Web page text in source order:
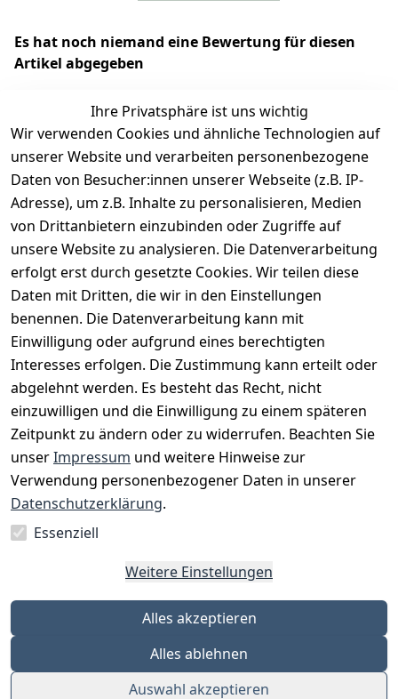
Es hat noch niemand eine Bewertung für diesen
Artikel abgegeben
EU-Verantwortliche Person - klicken Sie für Details
Ihre Privatsphäre ist uns wichtig
Wir verwenden Cookies und ähnliche Technologien auf
unserer Website und verarbeiten personenbezogene
Daten von Besucher:innen unserer Webseite (z.B. IP-
Adresse), um z.B. Inhalte zu personalisieren, Medien
von Drittanbietern einzubinden oder Zugriffe auf
unsere Website zu analysieren. Die Datenverarbeitung
erfolgt erst durch gesetzte Cookies. Wir teilen diese
Daten mit Dritten, die wir in den Einstellungen
benennen. Die Datenverarbeitung kann mit
Einwilligung oder aufgrund eines berechtigten
Interesses erfolgen. Die Zustimmung kann erteilt oder
abgelehnt werden. Es besteht das Recht, nicht
einzuwilligen und die Einwilligung zu einem späteren
Zeitpunkt zu ändern oder zu widerrufen. Beachten Sie
unserImpressum und weitere Hinweise zur
Verwendung personenbezogener Daten in unserer
Datenschutzerklärung.
Essenziell
Weitere Einstellungen
Alles akzeptieren
Alles ablehnen
Auswahl akzeptieren
Rechtliches
AGB
Impressum
Datenschutze
rklärung
Barrierefreihe
Services
Kontakt
Registrieren
Katalog
Zahlungsm
öglichkeite
n
Vorkasse
PayPal
Versanddie
nstleister
Post
© Eleven Points GmbH